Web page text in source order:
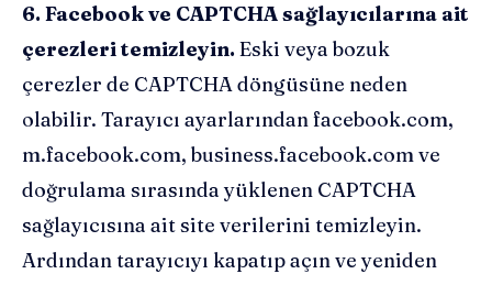
6. Facebook ve CAPTCHA sağlayıcılarına ait
çerezleri temizleyin. Eski veya bozuk
çerezler de CAPTCHA döngüsüne neden
olabilir. Tarayıcı ayarlarından facebook.com,
m.facebook.com, business.facebook.com ve
doğrulama sırasında yüklenen CAPTCHA
sağlayıcısına ait site verilerini temizleyin.
Ardından tarayıcıyı kapatıp açın ve yeniden